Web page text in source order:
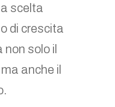
scelta
di crescita
non solo il
anche il